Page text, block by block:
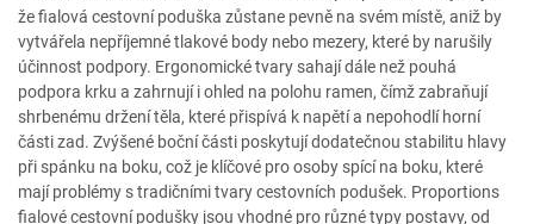
že fialová cestovní poduška zůstane pevně na svém místě, aniž by
vytvářela nepříjemné tlakové body nebo mezery, které by narušily
účinnost podpory. Ergonomické tvary sahají dále než pouhá
podpora krku a zahrnují i ohled na polohu ramen, čímž zabraňují
shrbenému držení těla, které přispívá k napětí a nepohodlí horní
části zad. Zvýšené boční části poskytují dodatečnou stabilitu hlavy
při spánku na boku, což je klíčové pro osoby spící na boku, které
mají problémy s tradičními tvary cestovních podušek. Proportions
fialové cestovní podušky jsou vhodné pro různé typy postavy, od